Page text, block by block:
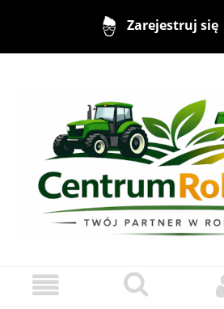
Zarejestruj się